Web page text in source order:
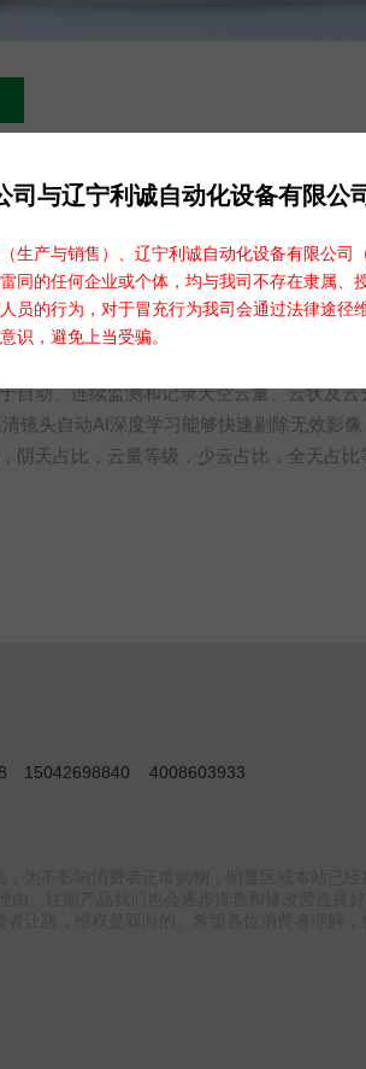
与辽宁利诚自动化设备有限公
产与销售）、辽宁利诚自动化设备有限公司
同的任何企业或个体，均与我司不存在隶属、
员的行为，对于冒充行为我司会通过法律途径
识，避免上当受骗。
自动、连续监测和记录天空云量、云状及云
镜头自动AI深度学习能够快速剔除无效影
阴天占比，云量等级，少云占比，全天占比
15042698840 4008603933